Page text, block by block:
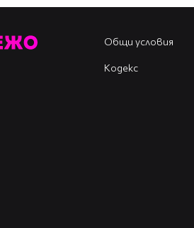
Общи условия
Кодекс